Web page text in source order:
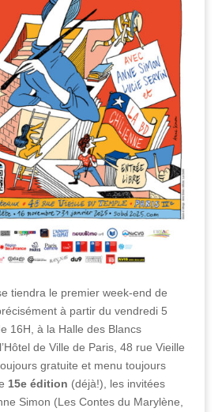
tiendra le premier week-end de
à partir du vendredi 5
16H, à la Halle des Blancs
de Ville de Paris, 48 rue Vieille
gratuite et menu toujours
15eédition (déjà!), les invitées
Simon (Les Contes du Marylène,